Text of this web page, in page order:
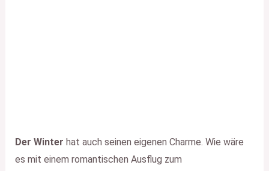
Der Winter hat auch seinen eigenen Charme. Wie wäre
es mit einem romantischen Ausflug zum